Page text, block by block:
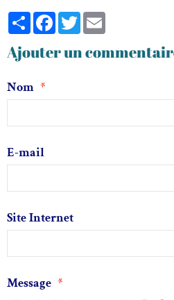
PartagerFacebook
Twitter
Ajouter un
Nom
E-mail
Site Internet
Message